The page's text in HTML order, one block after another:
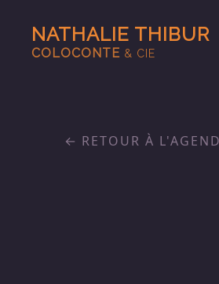
NATHALIE THIBUR
COLOCONTE & CIE
RETOUR À